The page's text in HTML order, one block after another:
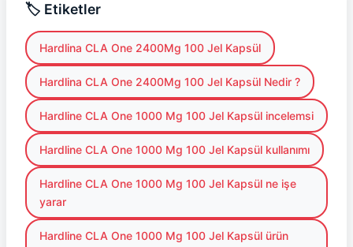
🏷️ Etiketler
Hardlina CLA One 2400Mg 100 Jel Kapsül
Hardlina CLA One 2400Mg 100 Jel Kapsül Nedir ?
Hardline CLA One 1000 Mg 100 Jel Kapsül incelemsi
Hardline CLA One 1000 Mg 100 Jel Kapsül kullanımı
Hardline CLA One 1000 Mg 100 Jel Kapsül ne işe
yarar
Hardline CLA One 1000 Mg 100 Jel Kapsül ürün